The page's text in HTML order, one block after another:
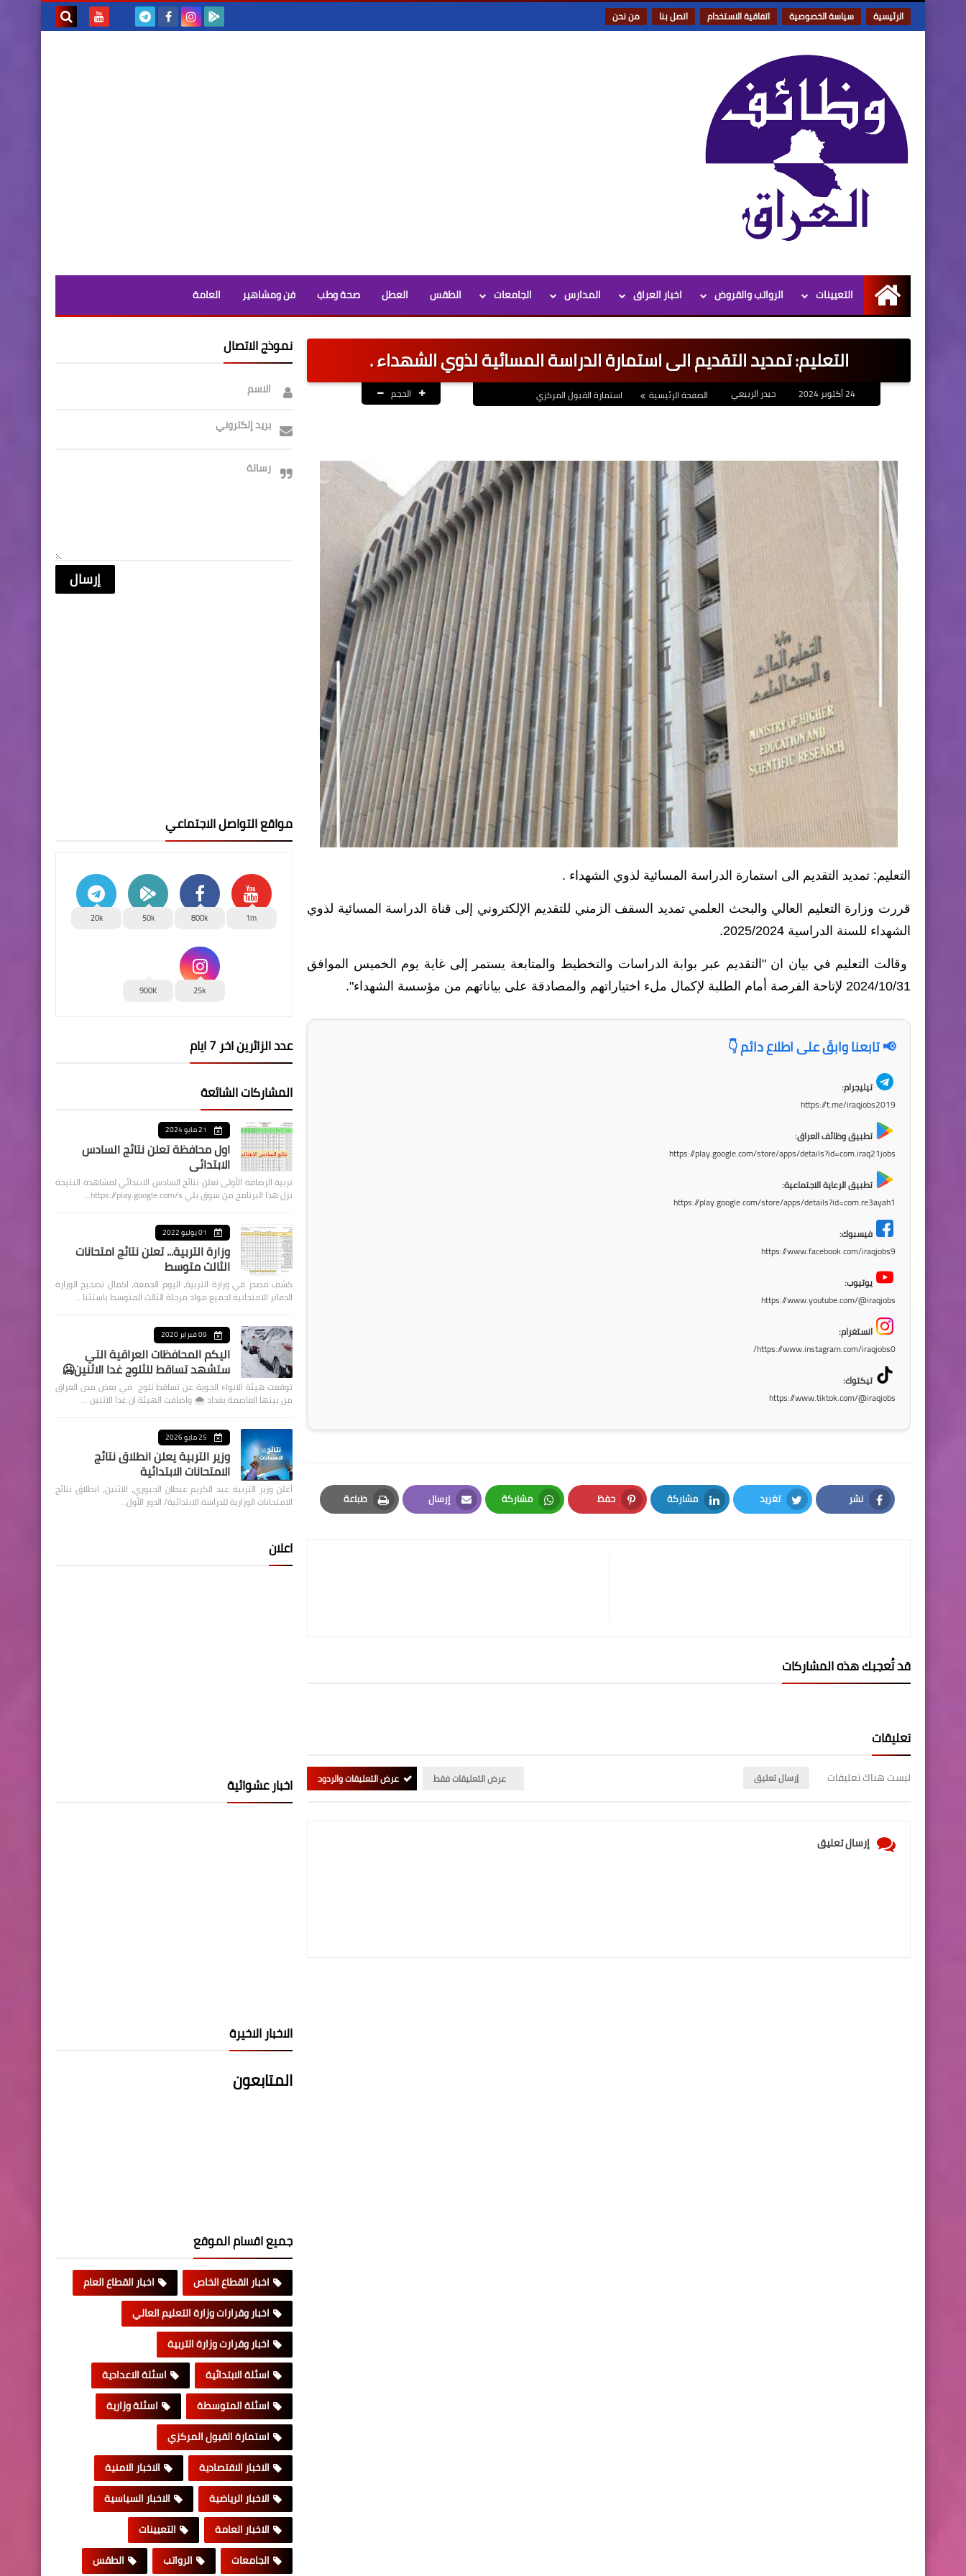
الرئيسية سياسة الخصوصية اتفاقية الاستخدام اتصل بنا من نحن
الرئيسية
التعيينات الرواتب والقروض اخبار العراق المدارس الجامعات الطقس العطل صحة وطب فن ومشاهير العامة
التعليم: تمديد التقديم الى استمارة الدراسة المسائية لذوي الشهداء .
حيدر الربيعي الصفحة الرئيسية استمارة القبول المركزي الحجم
التعليم: تمديد التقديم الى استمارة الدراسة المسائية لذوي الشهداء .
قررت وزارة التعليم العالي والبحث العلمي تمديد السقف الزمني للتقديم الإلكتروني إلى قناة الدراسة المسائية لذوي
الشهداء للسنة الدراسية 2025/2024.
وقالت التعليم في بيان ان "التقديم عبر بوابة الدراسات والتخطيط والمتابعة يستمر إلى غاية يوم الخميس الموافق
2024/10/31 لإتاحة الفرصة أمام الطلبة لإكمال ملء اختياراتهم والمصادقة على بياناتهم من مؤسسة الشهداء".
📢 تابعنا وابقَ على اطلاع دائم 👇
تيليجرام:
https://t.me/iraqjobs2019
تطبيق وظائف العراق:
https://play.google.com/store/apps/details?id=com.iraq21jobs
تطبيق الرعاية الاجتماعية:
https://play.google.com/store/apps/details?id=com.re3ayah1
فيسبوك:
https://www.facebook.com/iraqjobs9
يوتيوب:
https://www.youtube.com/@iraqjobs
انستغرام:
https://www.instagram.com/iraqjobs0/
تيكتوك:
https://www.tiktok.com/@iraqjobs
نشر
Facebook
تغريد
Twitter
مشاركة
LinkedIn
حفظ
Pinterest
مشاركة
Whatsapp
إرسال
Email
طباعة
Print
قد تُعجبك هذه المشاركات
تعليقات
ليست هناك تعليقات إرسال تعليق عرض التعليقات فقط عرض التعليقات والردود
إرسال تعليق
نموذج الاتصال
الاسم
بريد إلكتروني
رسالة
مواقع التواصل الاجتماعي
1m
800k
50k
20k
25k
900K
عدد الزائرين اخر 7 ايام
المشاركات الشائعة
21 مايو 2024
اول محافظة تعلن نتائج السادس
الابتدائي
تربية الرصافة الأولى تعلن نتائج السادس الابتدائي لمشاهدة النتيجة
نزل هذا البرنامج من سوق بلي https://play.google.com/s…
01 يوليو 2022
وزارة التربية... تعلن نتائج امتحانات
الثالث متوسط
كشف مصدر في وزارة التربية، اليوم الجمعة، اكمال تصحيح الوزارة
الدفاتر الامتحانية لجميع مواد مرحلة الثالث المتوسط باستثنا…
09 فبراير 2020
اليكم المحافظات العراقية التي
ستشهد تساقط للثلوج غدا الاثنين🥶
توقعت هيئة الانواء الجوية عن تساقط ثلوج في بعض مدن العراق
من بينها العاصمة بغداد ⁦🌨️⁩ واضافت الهيئة ان غدا الاثنين …
25 مايو 2026
وزير التربية يعلن انطلاق نتائج
الامتحانات الابتدائية
أعلن وزير التربية عبد الكريم عبطان الجبوري، الاثنين، انطلاق نتائج
الامتحانات الوزارية للدراسة الابتدائية/ الدور الأول…
اعلان
اخبار عشوائية
الاخبار الاخيرة
المتابعون
جميع اقسام الموقع
اخبار القطاع الخاص
اخبار القطاع العام
اخبار وقرارات وزارة التعليم العالي
اخبار وقرارت وزارة التربية
اسئلة الابتدائية
اسئلة الاعدادية
اسئلة المتوسطة
اسئلة وزارية
استمارة القبول المركزي
الاخبار الاقتصادية
الاخبار الامنية
الاخبار الرياضية
الاخبار السياسية
الاخبار العامة
التعيينات
الجامعات
الرواتب الطقس